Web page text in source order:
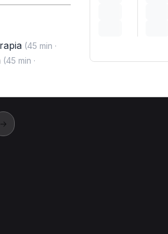
(45 min ·
(45 min ·
→